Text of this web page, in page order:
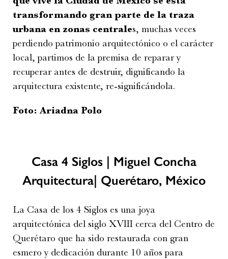
transformando gran parte de la traza
urbana en zonas centrales, muchas veces
perdiendo patrimonio arquitectónico o el carácter
local, partimos de la premisa de reparar y
recuperar antes de destruir, dignificando la
arquitectura existente, re-significándola.
Foto: Ariadna Polo
Casa 4 Siglos | Miguel Concha
Arquitectura| Querétaro, México
La Casa de los 4 Siglos es una joya
arquitectónica del siglo XVIII cerca del Centro de
Querétaro que ha sido restaurada con gran
esmero y dedicación durante 10 años para